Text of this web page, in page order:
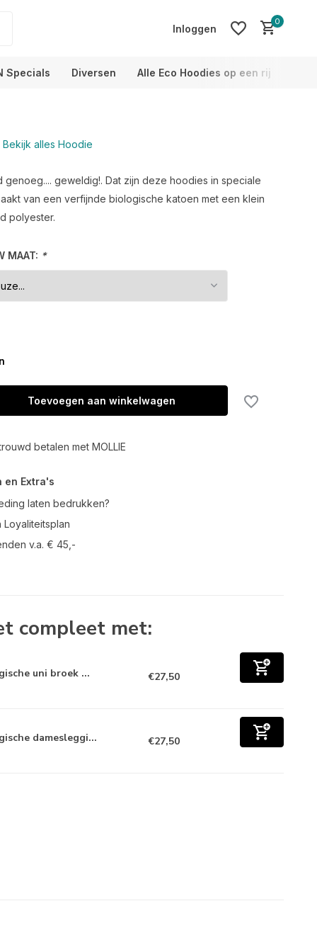
Inloggen
0
Specials Diversen Alle Eco Hoodies op een rij
Bekijk alles Hoodie
genoeg.... geweldig!. Dat zijn deze hoodies in speciale
van een verfijnde biologische katoen met een klein
polyester.
MAAT: *
Toevoegen aan winkelwagen
betalen met MOLLIE
en Extra's
laten bedrukken?
Loyaliteitsplan
v.a. € 45,-
compleet met:
uni broek ... €27,50
damesleggi... €27,50